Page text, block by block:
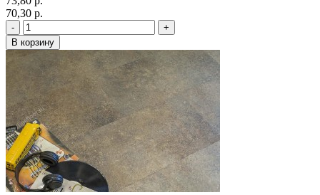
70,30 p.